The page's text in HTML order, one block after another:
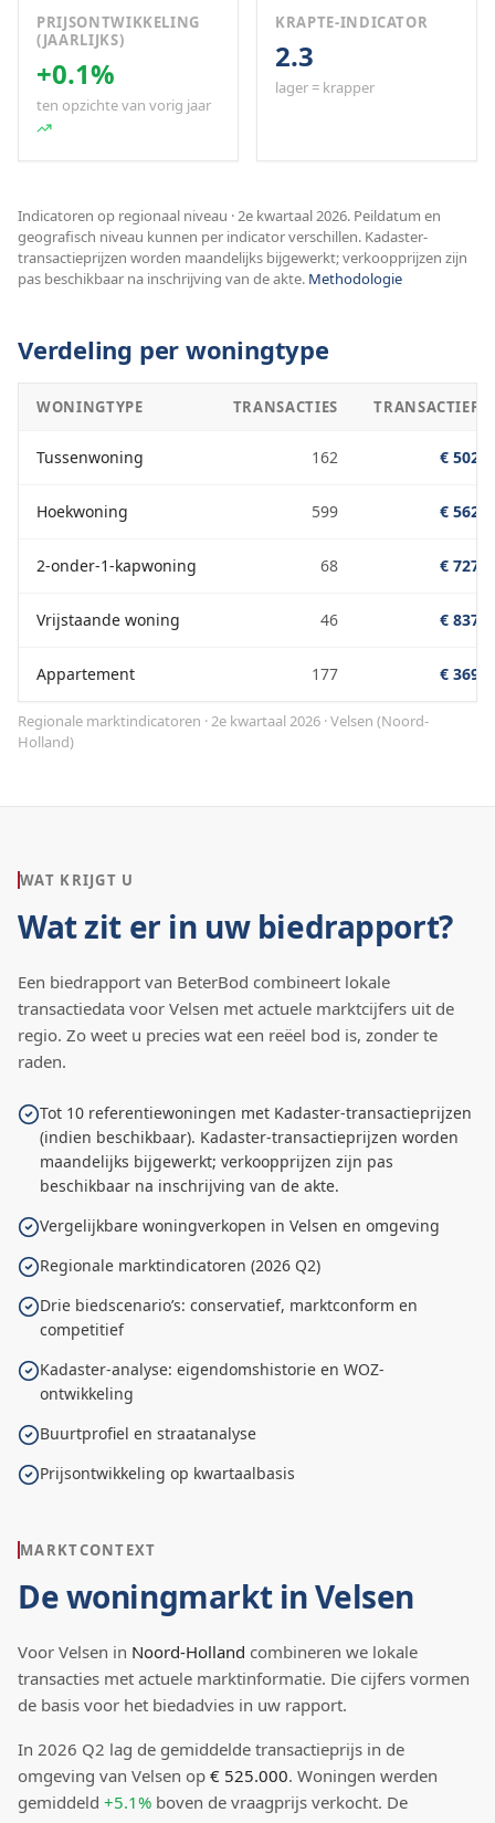
PRIJSONTWIKKELING
(JAARLIJKS)
+0.1%
ten opzichte van vorig jaar
KRAPTE-INDICATOR
2.3
lager = krapper
Indicatoren op regionaal niveau · 2e kwartaal 2026. Peildatum en
geografisch niveau kunnen per indicator verschillen. Kadaster-
transactieprijzen worden maandelijks bijgewerkt; verkoopprijzen zijn
pas beschikbaar na inschrijving van de akte. Methodologie
Verdeling per woningtype
WONINGTYPE TRANSACTIES
Tussenwoning 162 €
Hoekwoning 599 €
2-onder-1-kapwoning 68 €
Vrijstaande woning 46 €
Appartement 177 €
Regionale marktindicatoren · 2e kwartaal 2026 ·Velsen (Noord-
Holland)
WAT KRIJGT U
Wat zit er in uw biedrapport?
Een biedrapport van BeterBod combineert lokale
transactiedata voor Velsen met actuele marktcijfers uit de
regio. Zo weet u precies wat een reëel bod is, zonder te
raden.
Tot 10 referentiewoningen met Kadaster-transactieprijzen
(indien beschikbaar). Kadaster-transactieprijzen worden
maandelijks bijgewerkt; verkoopprijzen zijn pas
beschikbaar na inschrijving van de akte.
Vergelijkbare woningverkopen in Velsen en omgeving
Regionale marktindicatoren (2026 Q2)
Drie biedscenario’s: conservatief, marktconform en
competitief
Kadaster-analyse: eigendomshistorie en WOZ-
ontwikkeling
Buurtprofiel en straatanalyse
Prijsontwikkeling op kwartaalbasis
MARKTCONTEXT
De woningmarkt inVelsen
Voor Velsen in Noord-Holland combineren we lokale
transacties met actuele marktinformatie. Die cijfers vormen
de basis voor het biedadvies in uw rapport.
In 2026 Q2 lag de gemiddelde transactieprijs in de
omgeving van Velsen op € 525.000. Woningen werden
gemiddeld +5.1% boven de vraagprijs verkocht. De